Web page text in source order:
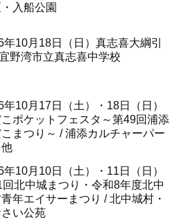
・入船公園
年10月18日（日）真志喜大綱引
野湾市立真志喜中学校
年10月17日（土）・18日（日）
ポケットフェスタ～第49回浦添
まつり～ / 浦添カルチャーパー
年10月10日（土）・11日（日）
回北中城まつり・令和8年度北中
エイサーまつり / 北中城村・
さい公苑